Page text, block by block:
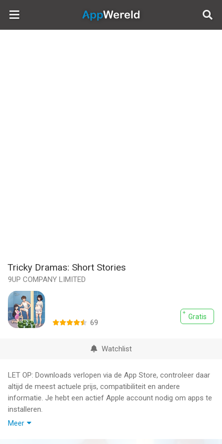
AppWereld
Tricky Dramas: Short Stories
9UP COMPANY LIMITED
Gratis
69
Watchlist
LET OP: Downloads verlopen via de App Store, controleer daar
altijd de meest actuele prijs, compatibiliteit en andere
informatie. Je hebt een actief Apple account nodig om apps te
installeren.
Meer